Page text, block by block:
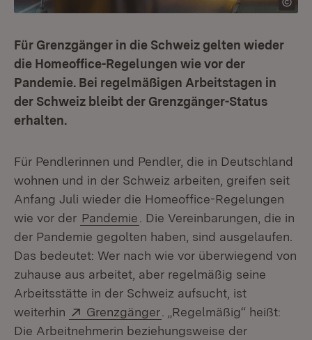
Für Grenzgänger in die Schweiz gelten wieder
die Homeoffice-Regelungen wie vor der
Pandemie. Bei regelmäßigen Arbeitstagen in
der Schweiz bleibt der Grenzgänger-Status
erhalten.
Für Pendlerinnen und Pendler, die in Deutschland
wohnen und in der Schweiz arbeiten, greifen seit
Anfang Juli wieder die Homeoffice-Regelungen
wie vor der Pandemie
. Die Vereinbarungen, die in
der Pandemie gegolten haben, sind ausgelaufen.
Das bedeutet: Wer nach wie vor überwiegend von
zuhause aus arbeitet, aber regelmäßig seine
Arbeitsstätte in der Schweiz aufsucht, ist
weiterhin
Extern:
Grenzgänger (Öffnet in neuem Fenster)
. „Regelmäßig“ heißt:
Die Arbeitnehmerin beziehungsweise der